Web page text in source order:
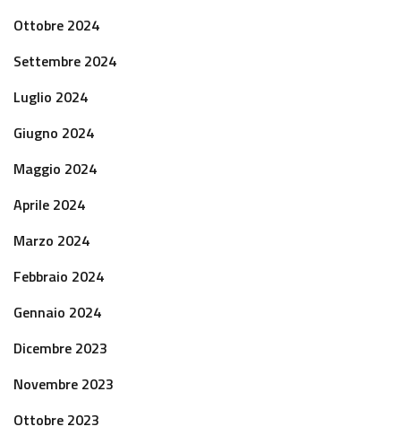
Ottobre 2024
Settembre 2024
Luglio 2024
Giugno 2024
Maggio 2024
Aprile 2024
Marzo 2024
Febbraio 2024
Gennaio 2024
Dicembre 2023
Novembre 2023
Ottobre 2023